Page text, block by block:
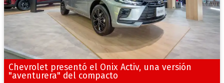
Chevrolet presentó el Onix Activ, una versión
"aventurera" del compacto